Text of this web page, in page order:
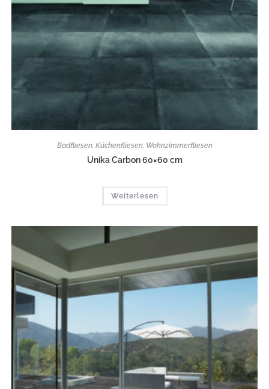
Badfliesen, Küchenfliesen, Wohnzimmerfliesen
Unika Carbon 60×60 cm
Weiterlesen